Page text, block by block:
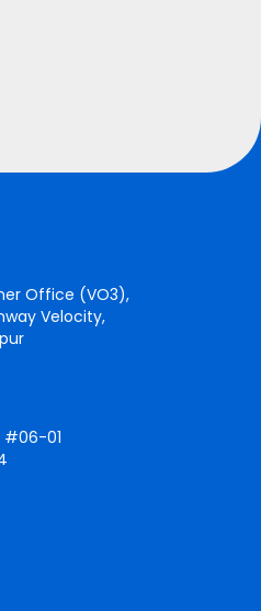
Office (VO3),
Velocity,
#06-01